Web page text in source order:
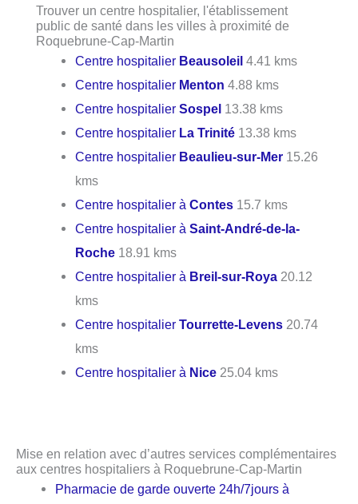
Trouver un centre hospitalier, l'établissement
public de santé dans les villes à proximité de
Roquebrune-Cap-Martin
Centre hospitalier Beausoleil 4.41 kms
Centre hospitalier Menton 4.88 kms
Centre hospitalierSospel 13.38 kms
Centre hospitalier La Trinité 13.38 kms
Centre hospitalier Beaulieu-sur-Mer 15.26
kms
Centre hospitalier àContes 15.7 kms
Centre hospitalier àSaint-André-de-la-
Roche 18.91 kms
Centre hospitalier à Breil-sur-Roya 20.12
kms
Centre hospitalierTourrette-Levens 20.74
kms
Centre hospitalier à Nice 25.04 kms
Mise en relation avec d’autres services complémentaires
aux centres hospitaliers à Roquebrune-Cap-Martin
Pharmacie de garde ouverte 24h/7jours à